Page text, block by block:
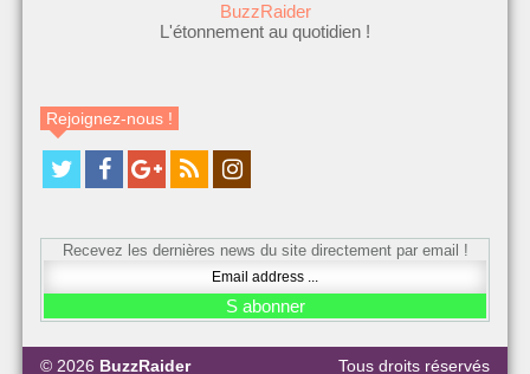
BuzzRaider
L'étonnement au quotidien !
Rejoignez-nous !
Recevez les dernières news du site directement par email !
© 2026 BuzzRaider Tous droits réservés